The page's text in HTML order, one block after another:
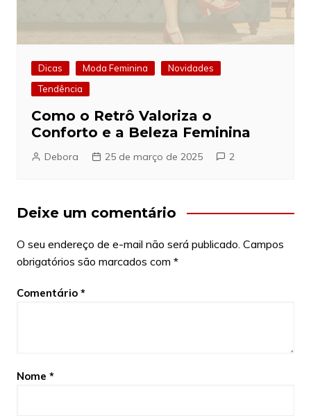
Dicas Moda Feminina
Novidades
Tendência
Como o Retrô Valoriza o
Conforto e a Beleza Feminina
Debora 25 de março de 2025 2
Deixe um comentário
O seu endereço de e-mail não será publicado. Campos
obrigatórios são marcados com *
Comentário *
Nome *